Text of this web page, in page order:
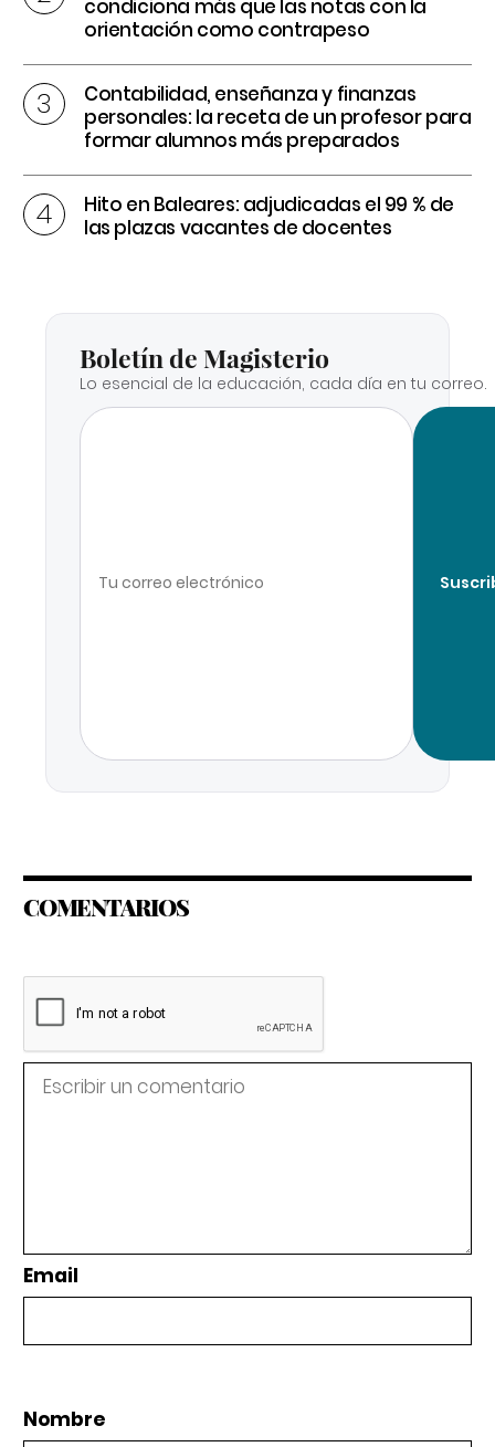
condiciona más que las notas con la
orientación como contrapeso
Contabilidad, enseñanza y finanzas
personales: la receta de un profesor para
formar alumnos más preparados
Hito en Baleares: adjudicadas el 99 % de
las plazas vacantes de docentes
Boletín de Magisterio
Lo esencial de la educación, cada día en tu correo.
COMENTARIOS
Email
Nombre